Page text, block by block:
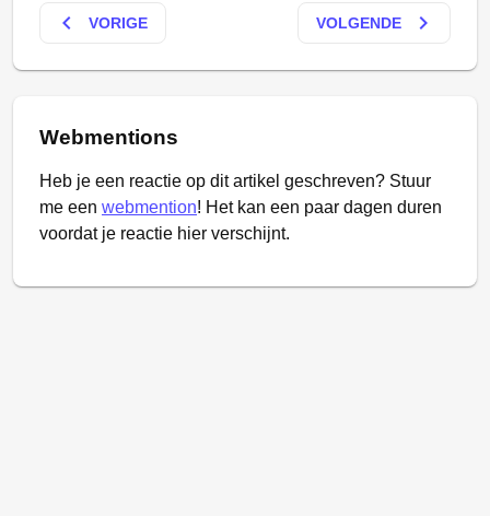
keyboard_arrow_left VORIGE VOLGENDE keyboard_arrow_right
Webmentions
Heb je een reactie op dit artikel geschreven? Stuur
me een webmention! Het kan een paar dagen duren
voordat je reactie hier verschijnt.